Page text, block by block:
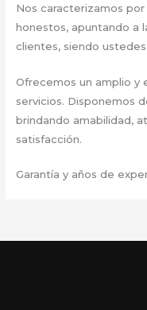
Nos caracterizamos
honestos, apuntando a
clientes, siendo
Ofrecemos un amplio
servicios. Disponemos
brindando amabilidad,
satisfacción.
Garantía y años de